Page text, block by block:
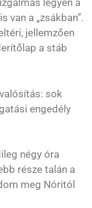
legyen a
van a „zsákban”.
jellemzően
a stáb
sok
engedély
négy óra
része talán a
meg Nóritól